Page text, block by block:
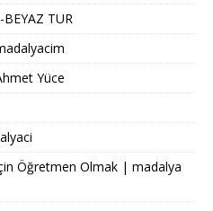
BEYAZ TUR
Yüce
Öğretmen Olmak | madalya